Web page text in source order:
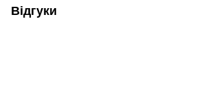
Відгуки